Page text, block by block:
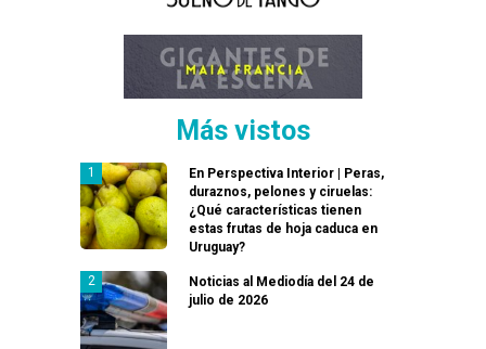
Más vistos
En Perspectiva Interior | Peras,
duraznos, pelones y ciruelas:
¿Qué características tienen
estas frutas de hoja caduca en
Uruguay?
Noticias al Mediodía del 24 de
julio de 2026